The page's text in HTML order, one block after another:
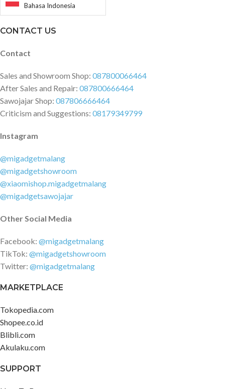
Bahasa Indonesia
CONTACT US
Contact
Sales and Showroom Shop: 087800066464
After Sales and Repair: 087800666464
Sawojajar Shop: 087806666464
Criticism and Suggestions: 08179349799
Instagram
@migadgetmalang
@migadgetshowroom
@xiaomishop.migadgetmalang
@migadgetsawojajar
Other Social Media
Facebook: @migadgetmalang
TikTok: @migadgetshowroom
Twitter: @migadgetmalang
MARKETPLACE
Tokopedia.com
Shopee.co.id
Blibli.com
Akulaku.com
SUPPORT